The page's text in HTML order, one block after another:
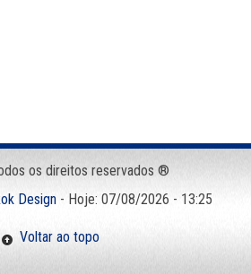
os direitos reservados ®
Design- Hoje: 07/08/2026 - 13:25
Voltar ao topo